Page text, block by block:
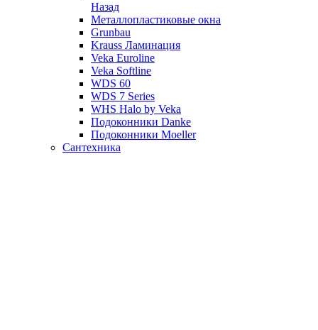
Назад
Металлопластиковые окна
Grunbau
Krauss Ламинация
Veka Euroline
Veka Softline
WDS 60
WDS 7 Series
WHS Halo by Veka
Подоконники Danke
Подоконники Moeller
Сантехника